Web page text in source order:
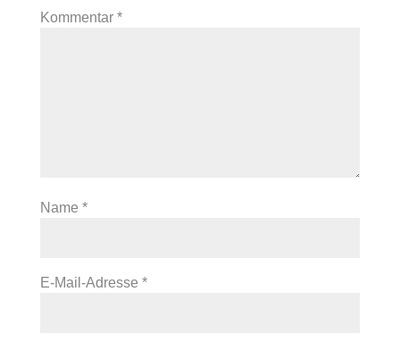
Kommentar *
Name *
E-Mail-Adresse *